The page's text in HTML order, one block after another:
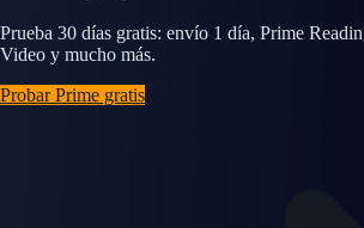
Prueba 30 días gratis: envío 1 día, Prime
Video y mucho más.
Probar Prime gratis